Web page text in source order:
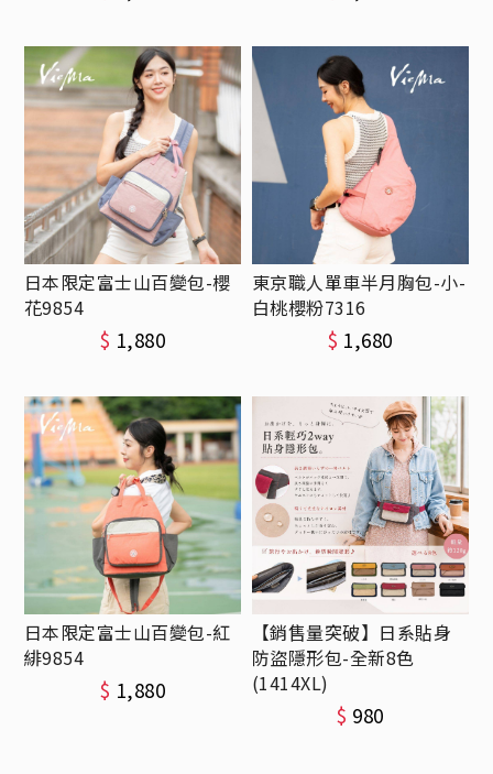
日本限定富士山百變包-櫻
花9854
$ 1,880
東京職人單車半月胸包-小-
白桃櫻粉7316
$ 1,680
日本限定富士山百變包-紅
緋9854
$ 1,880
【銷售量突破】日系貼身
防盜隱形包-全新8色
(1414XL)
$ 980